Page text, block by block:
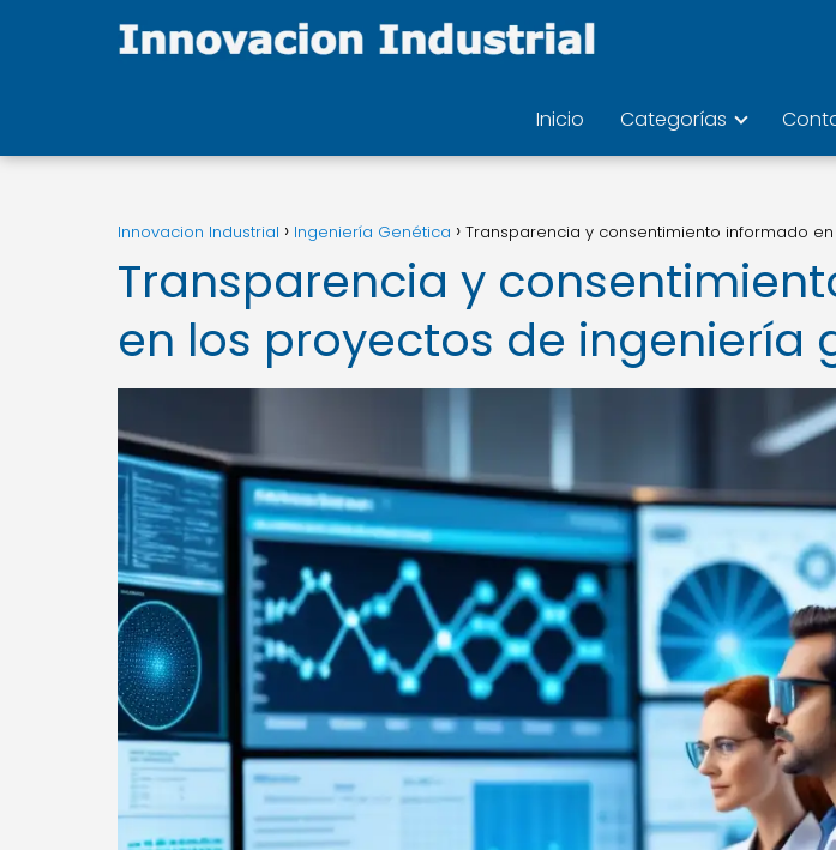
Inicio Categorías
Innovacion Industrial Ingeniería Genética Transparencia y consentimiento informado
Transparencia y
en los proyectos de ingeniería